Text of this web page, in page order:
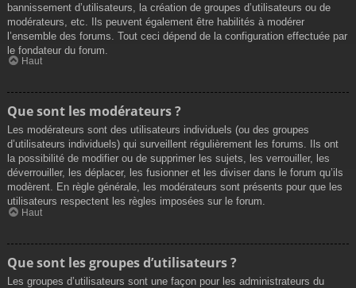
bannissement d’utilisateurs, la création de groupes d’utilisateurs ou de
modérateurs, etc. Ils peuvent également être habilités à modérer
l’ensemble des forums. Tout ceci dépend de la configuration effectuée par
le fondateur du forum.
Haut
Que sont les modérateurs ?
Les modérateurs sont des utilisateurs individuels (ou des groupes
d’utilisateurs individuels) qui surveillent régulièrement les forums. Ils ont
la possibilité de modifier ou de supprimer les sujets, les verrouiller, les
déverrouiller, les déplacer, les fusionner et les diviser dans le forum qu’ils
modèrent. En règle générale, les modérateurs sont présents pour que les
utilisateurs respectent les règles imposées sur le forum.
Haut
Que sont les groupes d’utilisateurs ?
Les groupes d’utilisateurs sont une façon pour les administrateurs du